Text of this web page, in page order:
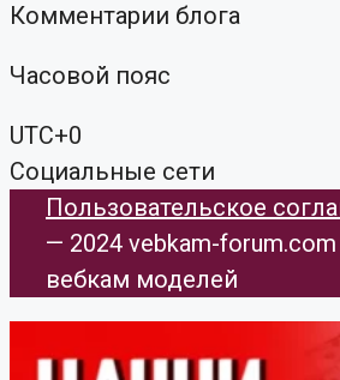
Комментарии блога
Часовой пояс
UTC+0
Социальные сети
Пользовательское
— 2024 vebkam-
вебкам моделей